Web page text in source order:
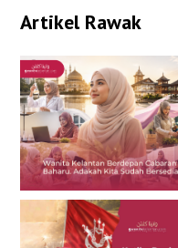
Artikel Rawak